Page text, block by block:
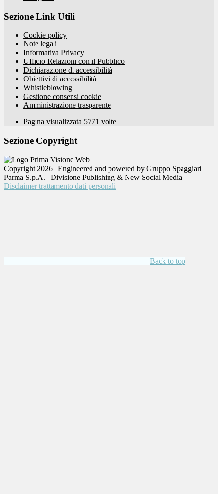
Sezione Link Utili
Cookie policy
Note legali
Informativa Privacy
Ufficio Relazioni con il Pubblico
Dichiarazione di accessibilità
Obiettivi di accessibilità
Whistleblowing
Gestione consensi cookie
Amministrazione trasparente
Pagina visualizzata 5771 volte
Sezione Copyright
Copyright 2026 | Engineered and powered by Gruppo Spaggiari
Parma S.p.A. | Divisione Publishing & New Social Media
Disclaimer trattamento dati personali
Back to top